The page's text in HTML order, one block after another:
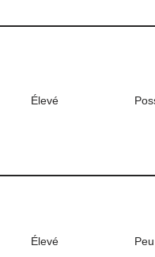
Élevé
Élevé